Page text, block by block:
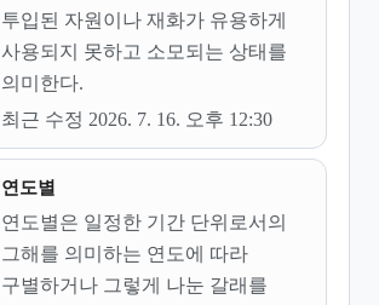
투입된 자원이나 재화가 유용하게
사용되지 못하고 소모되는 상태를
의미한다.
최근 수정 2026. 7. 16. 오후 12:30
연도별
연도별은 일정한 기간 단위로서의
그해를 의미하는 연도에 따라
구별하거나 그렇게 나눈 갈래를